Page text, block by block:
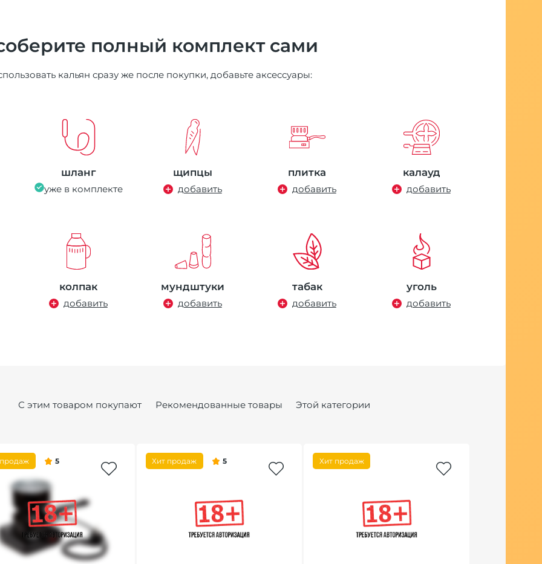
полный комплект сами
кальян сразу же после покупки, добавьте аксессуары:
шланг
уже в комплекте
щипцы
добавить
плитка
добавить
калауд
добавить
колпак
добавить
мундштуки
добавить
табак
добавить
уголь
добавить
С этим товаром покупают Рекомендованные товары Этой категории
5 Хит продаж 5 Хит продаж